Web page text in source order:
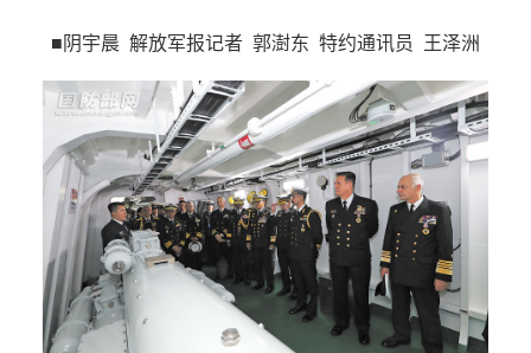
■阴宇晨 解放军报记者 郭澍东 特约通讯员 王泽洲